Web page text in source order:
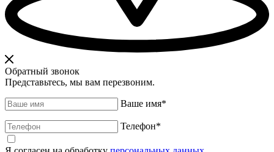
Обратный звонок
Представьтесь, мы вам перезвоним.
Ваше имя*
Телефон*